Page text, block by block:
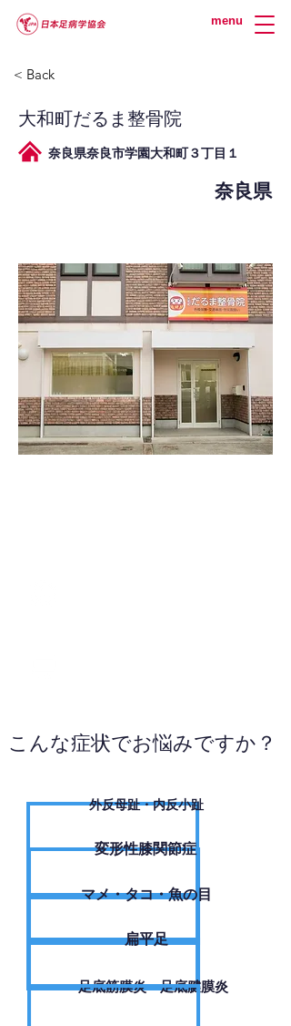
menu
< Back
大和町だるま整骨院
奈良県奈良市学園大和町３丁目１
奈良県
こんな症状でお悩みですか？
外反母趾・内反小趾
変形性膝関節症
​マメ・タコ・魚の目
扁平足
足底筋膜炎・足底腱膜炎